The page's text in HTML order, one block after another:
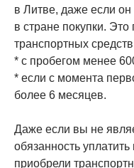
в Литве, даже если
в стране покупки.
транспортных
* с пробегом менее
* если с момента
более 6 месяцев.
Даже если вы не
обязанность
приобрели